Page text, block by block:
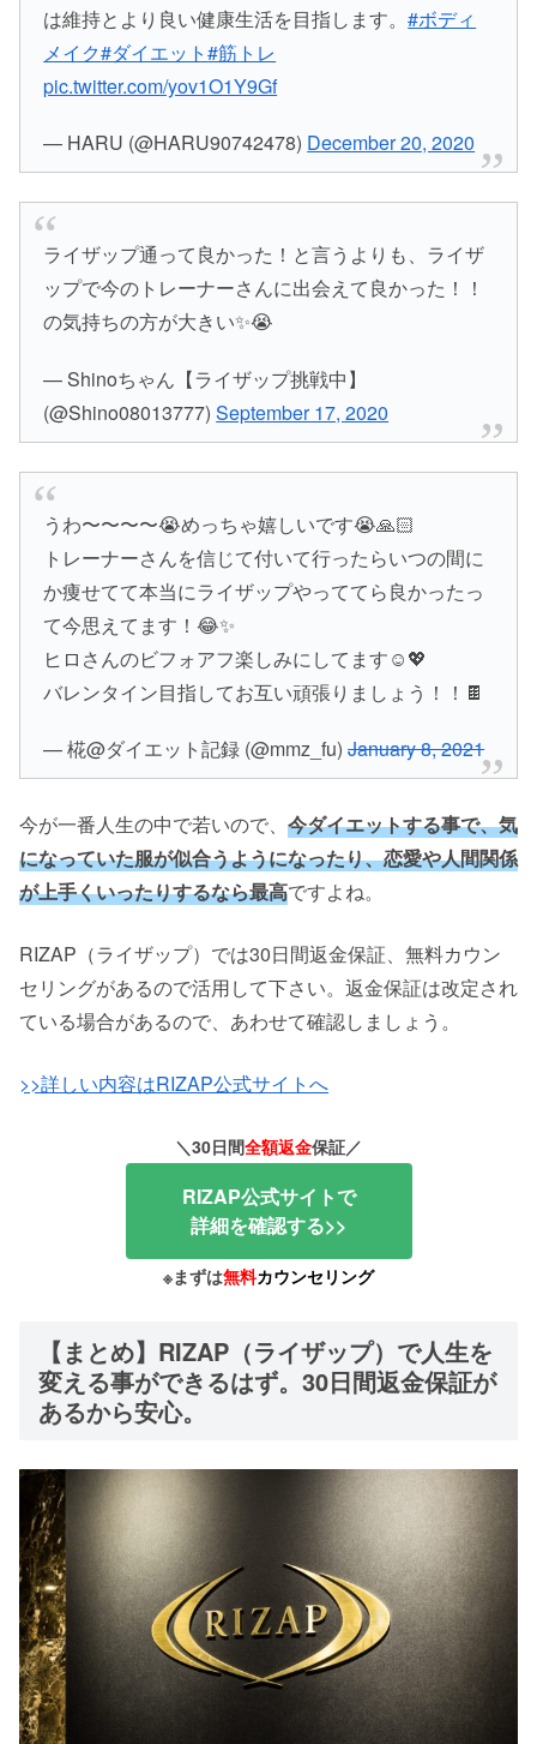
は維持とより良い健康生活を目指します。#ボディ
メイク#ダイエット#筋トレ
pic.twitter.com/yov1O1Y9Gf
— HARU (@HARU90742478) December 20, 2020
ライザップ通って良かった！と言うよりも、ライザ
ップで今のトレーナーさんに出会えて良かった！！
の気持ちの方が大きい✨😭
— Shinoちゃん【ライザップ挑戦中】
(@Shino08013777)September 17, 2020
うわ〜〜〜〜😭めっちゃ嬉しいです😭🙏🏻
トレーナーさんを信じて付いて行ったらいつの間に
か痩せてて本当にライザップやっててら良かったっ
て今思えてます！😂✨
ヒロさんのビフォアフ楽しみにしてます☺️💖
バレンタイン目指してお互い頑張りましょう！！🍫
— 椛@ダイエット記録 (@mmz_fu)January 8, 2021
今が一番人生の中で若いので、 今ダイエットする事で、気
になっていた服が似合うようになったり、恋愛や人間関係
が上手くいったりするなら最高ですよね。
RIZAP（ライザップ）では30日間返金保証、無料カウン
セリングがあるので活用して下さい。返金保証は改定され
ている場合があるので、あわせて確認しましょう。
>>詳しい内容はRIZAP公式サイトへ
＼30日間全額返金保証／
RIZAP公式サイトで
詳細を確認する>>
※まずは無料カウンセリング
【まとめ】RIZAP（ライザップ）で人生を
変える事ができるはず。30日間返金保証が
あるから安心。